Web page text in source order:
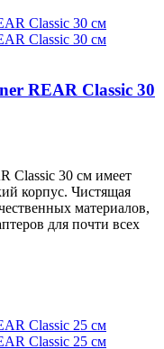
REAR Classic 30
Classic 30 см имеет
корпус. Чистящая
материалов,
для почти всех